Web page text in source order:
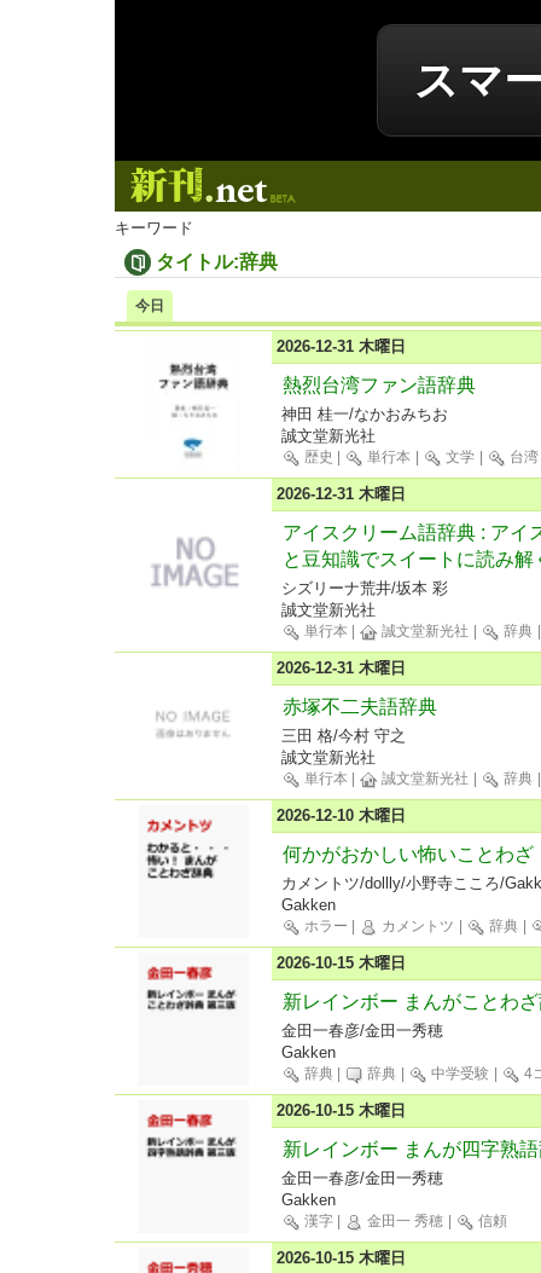
スマ
キーワード
タイトル:辞典
今日
2026-12-31 木曜日
熱烈台湾ファン語辞典
神田 桂一/なかおみちお
誠文堂新光社
歴史 単行本 文学 台湾
2026-12-31 木曜日
アイスクリーム語辞典 : アイ
と豆知識でスイートに読み解
シズリーナ荒井/坂本 彩
誠文堂新光社
単行本 誠文堂新光社 辞典
2026-12-31 木曜日
赤塚不二夫語辞典
三田 格/今村 守之
誠文堂新光社
単行本 誠文堂新光社 辞典
2026-12-10 木曜日
何かがおかしい怖いことわざ
カメントツ/dollly/小野寺こころ/
Gakken
ホラー カメントツ 辞典
2026-10-15 木曜日
新レインボー まんがことわ
金田一春彦/金田一秀穂
Gakken
辞典 辞典 中学受験 4
2026-10-15 木曜日
新レインボー まんが四字熟
金田一春彦/金田一秀穂
Gakken
漢字 金田一 秀穂 信頼
2026-10-15 木曜日